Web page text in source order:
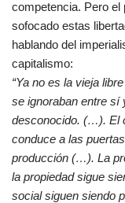
competencia. Pero el
sofocado estas
hablando del
capitalismo:
“Ya no es la vieja
se ignoraban entre sí
desconocido. (…). El
conduce a las
producción (…). La
la propiedad sigue
social siguen siendo